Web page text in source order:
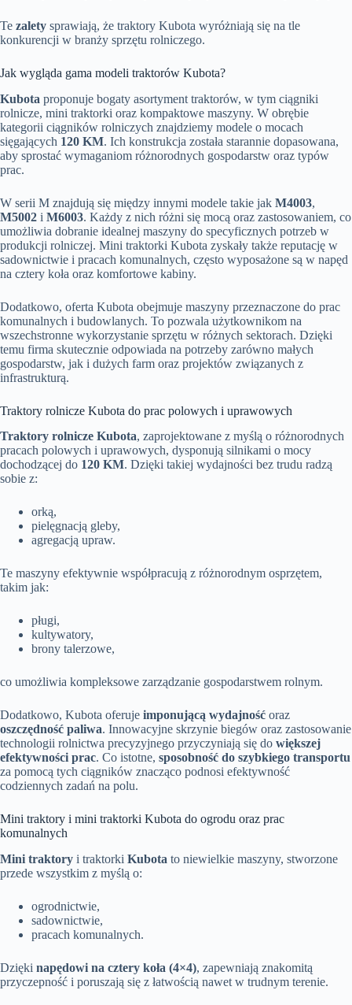
Te zalety sprawiają, że traktory Kubota wyróżniają się na tle
konkurencji w branży sprzętu rolniczego.
Jak wygląda gama modeli traktorów Kubota?
Kubota proponuje bogaty asortyment traktorów, w tym ciągniki
rolnicze, mini traktorki oraz kompaktowe maszyny. W obrębie
kategorii ciągników rolniczych znajdziemy modele o mocach
sięgających 120 KM. Ich konstrukcja została starannie dopasowana,
aby sprostać wymaganiom różnorodnych gospodarstw oraz typów
prac.
W serii M znajdują się między innymi modele takie jak M4003,
M5002 i M6003. Każdy z nich różni się mocą oraz zastosowaniem, co
umożliwia dobranie idealnej maszyny do specyficznych potrzeb w
produkcji rolniczej. Mini traktorki Kubota zyskały także reputację w
sadownictwie i pracach komunalnych, często wyposażone są w napęd
na cztery koła oraz komfortowe kabiny.
Dodatkowo, oferta Kubota obejmuje maszyny przeznaczone do prac
komunalnych i budowlanych. To pozwala użytkownikom na
wszechstronne wykorzystanie sprzętu w różnych sektorach. Dzięki
temu firma skutecznie odpowiada na potrzeby zarówno małych
gospodarstw, jak i dużych farm oraz projektów związanych z
infrastrukturą.
Traktory rolnicze Kubota do prac polowych i uprawowych
Traktory rolnicze Kubota, zaprojektowane z myślą o różnorodnych
pracach polowych i uprawowych, dysponują silnikami o mocy
dochodzącej do 120 KM. Dzięki takiej wydajności bez trudu radzą
sobie z:
orką,
pielęgnacją gleby,
agregacją upraw.
Te maszyny efektywnie współpracują z różnorodnym osprzętem,
takim jak:
pługi,
kultywatory,
brony talerzowe,
co umożliwia kompleksowe zarządzanie gospodarstwem rolnym.
Dodatkowo, Kubota oferuje imponującą wydajność oraz
oszczędność paliwa. Innowacyjne skrzynie biegów oraz zastosowanie
technologii rolnictwa precyzyjnego przyczyniają się do większej
efektywności prac. Co istotne, sposobność do szybkiego transportu
za pomocą tych ciągników znacząco podnosi efektywność
codziennych zadań na polu.
Mini traktory i mini traktorki Kubota do ogrodu oraz prac
komunalnych
Mini traktory i traktorki Kubota to niewielkie maszyny, stworzone
przede wszystkim z myślą o:
ogrodnictwie,
sadownictwie,
pracach komunalnych.
Dzięki napędowi na cztery koła (4×4), zapewniają znakomitą
przyczepność i poruszają się z łatwością nawet w trudnym terenie.